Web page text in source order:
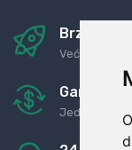
Brza i
Već za
Garancija
Jednostavno